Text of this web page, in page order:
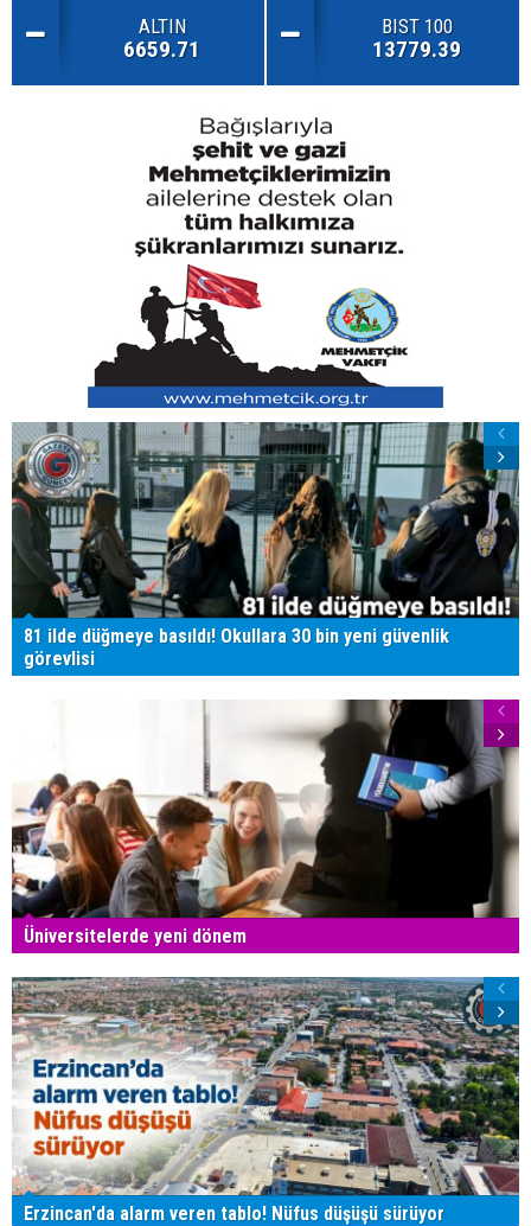
ALTIN
6659.71
BIST 100
13779.39
81 ilde düğmeye basıldı! Okullara 30 bin yeni güvenlik
görevlisi
Üniversitelerde yeni dönem
Erzincan'da alarm veren tablo! Nüfus düşüşü sürüyor